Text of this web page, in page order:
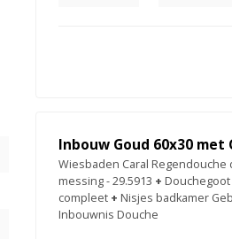
Inbouw Goud 60x30 met
Wiesbaden Caral
messing - 29.5913 +
compleet + Nisjes badkamer
Inbouwnis Douche